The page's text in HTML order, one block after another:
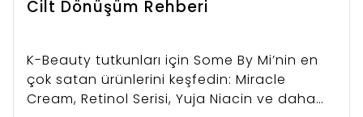
Cilt Dönüşüm Rehberi
K-Beauty tutkunları için Some By Mi’nin en
çok satan ürünlerini keşfedin: Miracle
Cream, Retinol Serisi, Yuja Niacin ve daha